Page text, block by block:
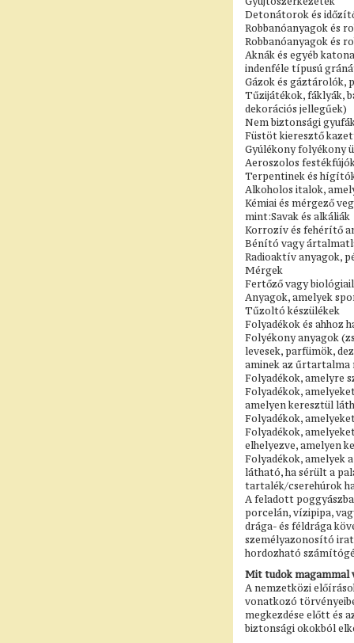
Detonátorok és
Robbanóanyagok és
Robbanóanyagok és
Aknák és egyéb
indenféle típusú
Gázok és gáztárolók,
Tűzijátékok, fáklyák,
dekorációs jellegűek)
Nem biztonsági
Füstöt kieresztő
Gyúlékony folyékony
Aeroszolos
Terpentinek és
Alkoholos italok,
Kémiai és mérgező
mint:Savak és alkáliák
Korrozív és fehérítő
Bénító vagy
Radioaktív anyagok,
Mérgek
Fertőző vagy
Anyagok, amelyek
Tűzoltó készülékek
Folyadékok és ahhoz
Folyékony anyagok
levesek, parfümök,
aminek az űrtartalma
Folyadékok, amelyre
Folyadékok,
amelyen keresztül
Folyadékok,
Folyadékok,
elhelyezve, amelyen
Folyadékok, amelyek
látható, ha sérült a
tartalék/cserehúrok
A feladott
porcelán, vízipipa,
drága- és féldrága
személyazonosító
hordozható
Mit tudok magammal
A nemzetközi
vonatkozó
megkezdése előtt és
biztonsági okokból